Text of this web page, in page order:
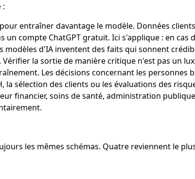
:
entraîner davantage le modèle. Données
compte ChatGPT gratuit. Ici s'applique : en cas
d'IA inventent des faits qui sonnent
la sortie de manière critique n'est pas un
Les décisions concernant les personnes
sélection des clients ou les évaluations des
financier, soins de santé, administration
les mêmes schémas. Quatre reviennent le